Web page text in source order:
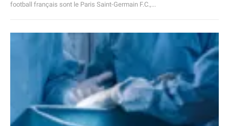
football français sont le Paris Saint-Germain F.C.,...